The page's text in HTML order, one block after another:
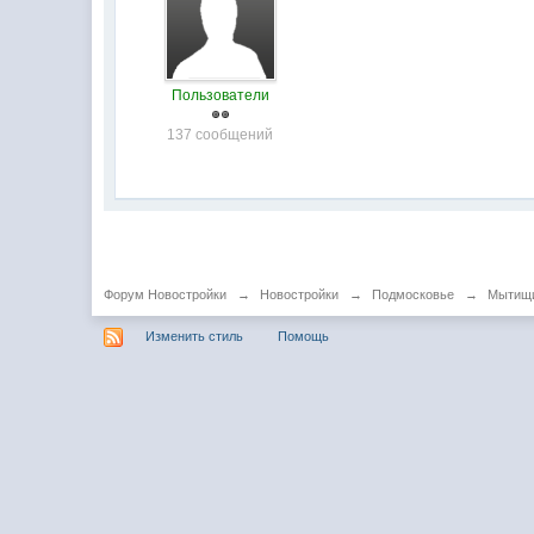
Пользователи
137 сообщений
Форум Новостройки → Новостройки → Подмосковье →
Изменить стиль Помощь